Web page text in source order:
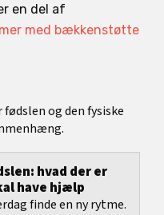
en del af
med bækkenstøtte
og den fysiske
hvad der er
have hjælp
finde en ny rytme.